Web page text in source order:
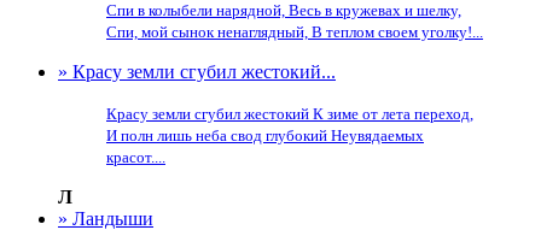
Спи в колыбели нарядной, Весь в кружевах и шелку,
Спи, мой сынок ненаглядный, В теплом своем уголку!...
» Красу земли сгубил жестокий...
Красу земли сгубил жестокий К зиме от лета переход,
И полн лишь неба свод глубокий Неувядаемых
красот....
Л
» Ландыши